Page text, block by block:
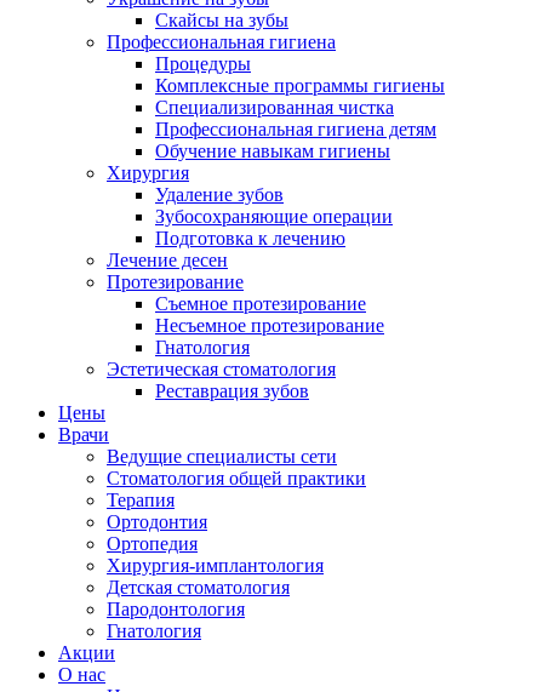
Скайсы на зубы
Профессиональная гигиена
Процедуры
Комплексные программы гигиены
Специализированная чистка
Профессиональная гигиена детям
Обучение навыкам гигиены
Хирургия
Удаление зубов
Зубосохраняющие операции
Подготовка к лечению
Лечение десен
Протезирование
Съемное протезирование
Несъемное протезирование
Гнатология
Эстетическая стоматология
Реставрация зубов
Цены
Врачи
Ведущие специалисты сети
Стоматология общей практики
Терапия
Ортодонтия
Ортопедия
Хирургия-имплантология
Детская стоматология
Пародонтология
Гнатология
Акции
О нас